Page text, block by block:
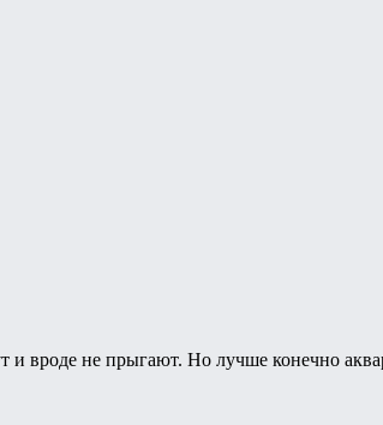
и вроде не прыгают. Но лучше конечно